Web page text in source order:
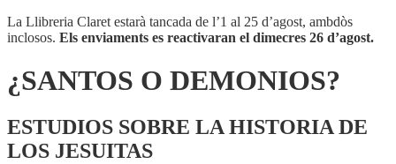
La Llibreria Claret estarà tancada de l’1 al 25 d’agost, ambdòs
inclosos. Els enviaments es reactivaran el dimecres 26 d’agost.
¿SANTOS O DEMONIOS?
ESTUDIOS SOBRE LA HISTORIA DE
LOS JESUITAS